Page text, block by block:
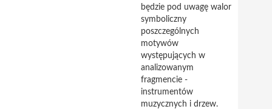
będzie pod uwagę walor
symboliczny
poszczególnych
motywów
występujących w
analizowanym
fragmencie -
instrumentów
muzycznych i drzew.